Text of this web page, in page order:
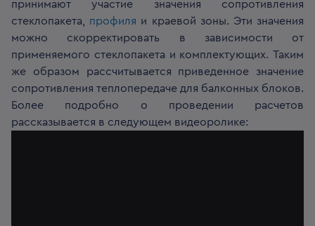
принимают участие значения сопротивления
стеклопакета, профиля и краевой зоны. Эти значения
можно скорректировать в зависимости от
применяемого стеклопакета и комплектующих. Таким
же образом рассчитывается приведенное значение
сопротивления теплопередаче для балконных блоков.
Более подробно о проведении расчетов
рассказывается в следующем видеоролике: